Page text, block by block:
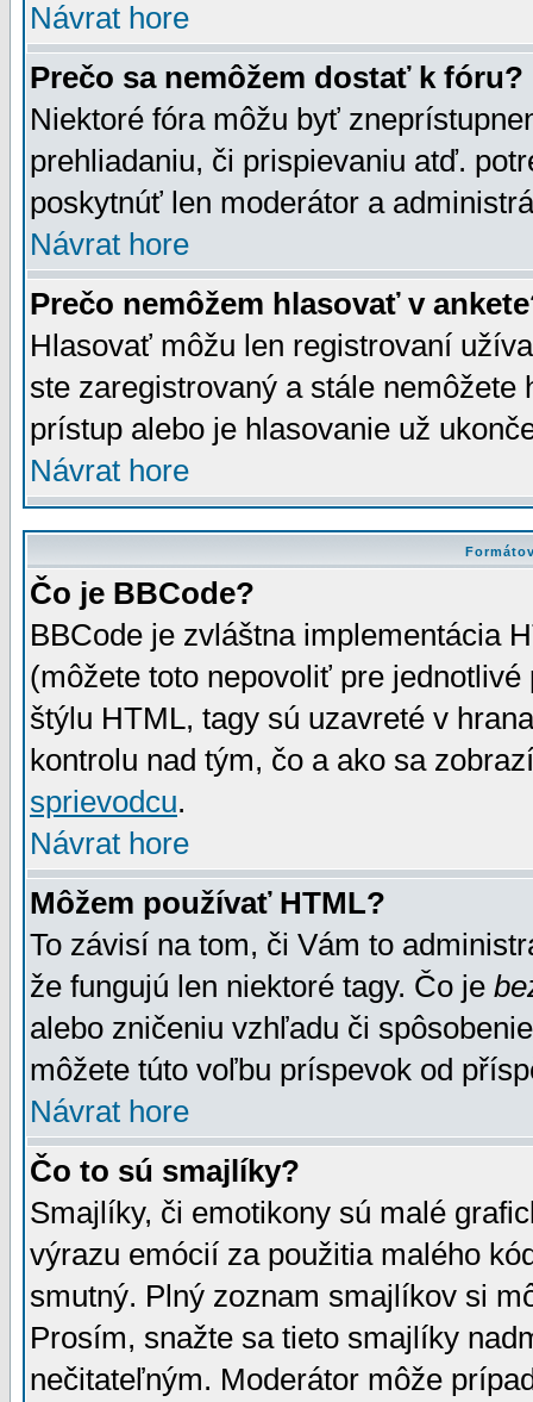
Návrat hore
Prečo sa nemôžem dostať k fóru?
Niektoré fóra môžu byť
prehliadaniu, či prispievaniu atď.
poskytnúť len moderátor a
Návrat hore
Prečo nemôžem hlasovať v
Hlasovať môžu len registrovaní
ste zaregistrovaný a stále
prístup alebo je hlasovanie už
Návrat hore
Čo je BBCode?
BBCode je zvláštna implementácia
(môžete toto nepovoliť pre
štýlu HTML, tagy sú uzavreté v
kontrolu nad tým, čo a ako sa
sprievodcu.
Návrat hore
Môžem používať HTML?
To závisí na tom, či Vám to
že fungujú len niektoré tagy. Čo je
alebo zničeniu vzhľadu či
môžete túto voľbu príspevok od
Návrat hore
Čo to sú smajlíky?
Smajlíky, či emotikony sú malé
výrazu emócií za použitia malého
smutný. Plný zoznam smajlíkov si
Prosím, snažte sa tieto smajlíky
nečitateľným. Moderátor môže